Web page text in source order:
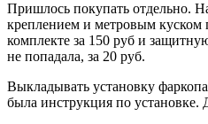
Пришлось покупать отдельно.
креплением и метровым куском
комплекте за 150 руб и
не попадала, за 20 руб.
Выкладывать установку
была инструкция по установке.